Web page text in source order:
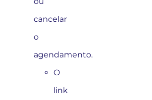
cancelar
o
agendamento.
O
link